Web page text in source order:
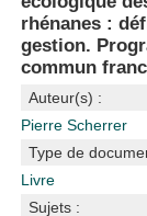
rhénanes :
gestion.
commun
Auteur(s) :
Pierre Scherrer
Type de
Livre
Sujets :